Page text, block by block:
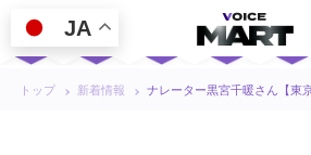
トップ 新着情報 ナレーター黒宮千暖さん【東
JA